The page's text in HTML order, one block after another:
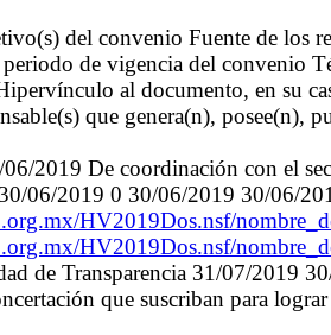
del convenio Fuente de los
de vigencia del convenio
al documento, en su
que genera(n),
2019 De coordinación con el
06/2019 0 30/06/2019 30/06/
HV2019Dos.nsf/
HV2019Dos.nsf/
de Transparencia 31/07/2019
que suscriban para